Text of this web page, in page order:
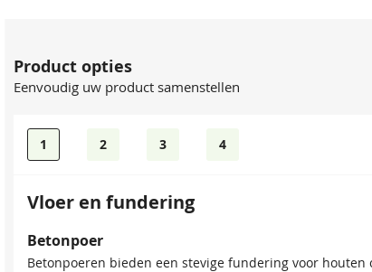
Product opties
Eenvoudig uw product samenstellen
1 2 3 4
Vloer en fundering
Betonpoer
Betonpoeren bieden een stevige fundering voor